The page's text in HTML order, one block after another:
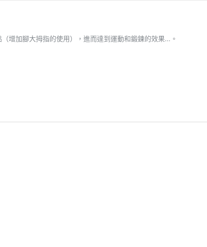
增加腳大拇指的使用），進而達到運動和鍛鍊的效果…。